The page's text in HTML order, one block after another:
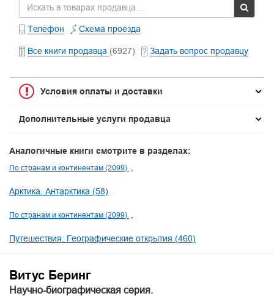
Телефон Схема проезда
Все книги продавца (6927) Задать вопрос продавцу
Условия оплаты и доставки
Дополнительные услуги продавца
Аналогичные книги смотрите в разделах:
По странам и континентам (2099)
Арктика. Антарктика (58)
По странам и континентам (2099)
Путешествия. Географические открытия (460)
Витус Беринг
Научно-биографическая серия.